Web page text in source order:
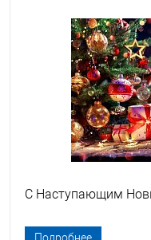
С Наступающим